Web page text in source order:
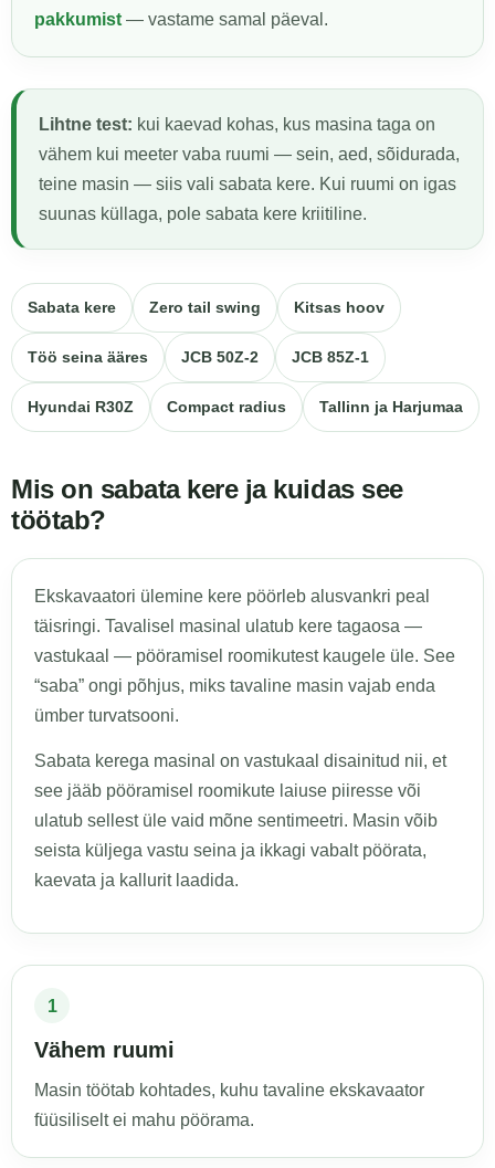
pakkumist — vastame samal päeval.
Lihtne test: kui kaevad kohas, kus masina taga on
vähem kui meeter vaba ruumi — sein, aed, sõidurada,
teine masin — siis vali sabata kere. Kui ruumi on igas
suunas küllaga, pole sabata kere kriitiline.
Sabata kere Zero tail swing Kitsas hoov
Töö seina ääres JCB 50Z-2 JCB 85Z-1
Hyundai R30Z Compact radius Tallinn ja Harjumaa
Mis on sabata kere ja kuidas see
töötab?
Ekskavaatori ülemine kere pöörleb alusvankri peal
täisringi. Tavalisel masinal ulatub kere tagaosa —
vastukaal — pööramisel roomikutest kaugele üle. See
“saba” ongi põhjus, miks tavaline masin vajab enda
ümber turvatsooni.
Sabata kerega masinal on vastukaal disainitud nii, et
see jääb pööramisel roomikute laiuse piiresse või
ulatub sellest üle vaid mõne sentimeetri. Masin võib
seista küljega vastu seina ja ikkagi vabalt pöörata,
kaevata ja kallurit laadida.
1
Vähem ruumi
Masin töötab kohtades, kuhu tavaline ekskavaator
füüsiliselt ei mahu pöörama.